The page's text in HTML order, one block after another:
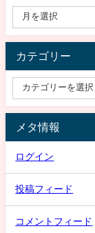
カテゴリー
メタ情報
ログイン
投稿フィード
コメントフィード